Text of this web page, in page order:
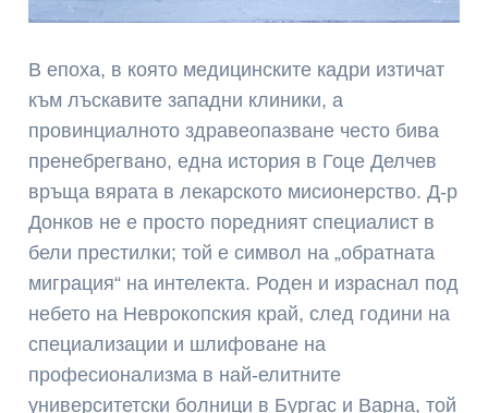
В епоха, в която медицинските кадри изтичат
към лъскавите западни клиники, а
провинциалното здравеопазване често бива
пренебрегвано, една история в Гоце Делчев
връща вярата в лекарското мисионерство. Д-р
Донков не е просто поредният специалист в
бели престилки; той е символ на „обратната
миграция“ на интелекта. Роден и израснал под
небето на Неврокопския край, след години на
специализации и шлифоване на
професионализма в най-елитните
университетски болници в Бургас и Варна, той